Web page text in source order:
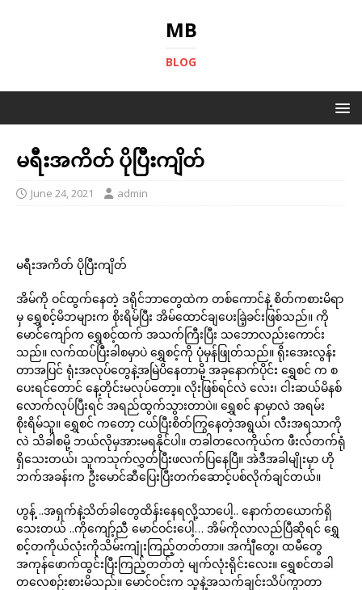
MB
BLOG
မရီးအကိတ် ပိုပြီးကျိတ်
June 24, 2021 admin
မရီးအကိတ် ပိုပြီးကျိတ်
အိမ်ကို ဝင်ထွက်နေတဲ့ ဒရိုင်ဘာတွေထဲက တစ်ကောင်နဲ့ စိတ်ကစားမိရာ
မှ ရွှေစင့်မိဘများက စိုးရိမ်ပြီး အိမ်ထောင်ချပေးခြဲ့ခင်းဖြစ်သည်။ ကို
မောင်ကျော်က ရွှေစင့်ထက် အသက်ကြီးပြီး သဘောလည်းကောင်း
သည်။ လက်ထပ်ပြီးခါစမှာပဲ ရွှေစင့်ကို ပုံမှန်ဖြုတ်သည်။ ရိုးအေးလွန်း
တာအပြင် ရုံးအလုပ်တွေနဲ့အမြဲပိနေတာမို့ အခုနောက်ပိုင်း ရွှေစင် က စ
ပေးရင်တောင် နေ့တိုင်းမလုပ်တော့။ လိုးဖြစ်ရင်လဲ လေး၊ ငါးဆယ်မိနစ်
လောက်လုပ်ပြီးရင် အရည်ထွက်သွားတာပဲ။ ရွှေစင် နာမှာလဲ အရမ်း
စိုးရိမ်သူ။ ရွှေစင် ကတော့ ငယ်ပြီးစိတ်ကြွနေတဲ့အရွယ်၊ လီးအရသာကို
လဲ သိခါစမို့ ဘယ်လိုမှအားမရနိုင်ပါ။ တခါတလေကိုယ်က ဖီးလ်တက်ရုံ
ရှိသေးတယ်၊ သူကသုက်လွှတ်ပြီးဖလက်ပြနေပြီ။ အဲဒီအခါမျိုးမှာ ဟို
ဘက်အခန်းက ဦးမောင်ဆီပြေးပြီးတက်ဆောင့်ပစ်လိုက်ချင်တယ်။
ဟွန့် ..အရှက်နဲ့သိတ်ခါတွေထိန်းနေရလို့သာပေါ့.. နောက်တယောက်ရှိ
သေးတယ် ..ကိုကျော့်ညီ မောင်ဝင်းပေါ့… အိမ်ကိုလာလည်ပြီဆိုရင် ရွှေ
စင့်တကိုယ်လုံးကိုသိမ်းကျုံးကြည့်တတ်တာ။ အင်္ကျီတွေ၊ ထမီတွေ
အကုန်ဖောက်ထွင်းပြီးကြည့်တတ်တဲ့ မျက်လုံးရိုင်းလေး။ ရွှေစင်တခါ
တလေစဉ်းစားမိသည်။ မောင်ဝင်းက သူနဲ့အသက်ချင်းသိပ်ကွာတာ